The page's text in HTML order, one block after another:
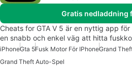
Gratis nedladdning
Cheats for GTA V 5 är en nyttig app
en snabb och enkel väg att hitta
iPhoneGta 5Fusk Motor För IPhoneGrand
Grand Theft Auto-Spel